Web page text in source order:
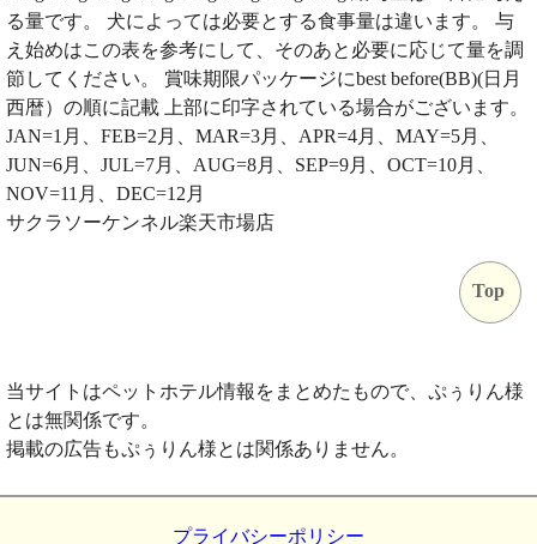
る量です。 犬によっては必要とする食事量は違います。 与
え始めはこの表を参考にして、そのあと必要に応じて量を調
節してください。 賞味期限パッケージにbest before(BB)(日月
西暦）の順に記載 上部に印字されている場合がございます。
JAN=1月、FEB=2月、MAR=3月、APR=4月、MAY=5月、
JUN=6月、JUL=7月、AUG=8月、SEP=9月、OCT=10月、
NOV=11月、DEC=12月
サクラソーケンネル楽天市場店
Top
当サイトはペットホテル情報をまとめたもので、ぷぅりん様
とは無関係です。
掲載の広告もぷぅりん様とは関係ありません。
プライバシーポリシー